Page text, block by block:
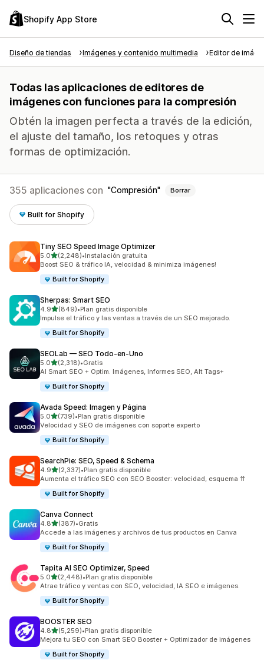
Shopify App Store
Diseño de tiendas Imágenes y contenido multimedia Editor de
Todas las aplicaciones de editores de
imágenes con funciones para la compresión
Obtén la imagen perfecta a través de la edición,
el ajuste del tamaño, los retoques y otras
formas de optimización.
355 aplicaciones con Compresión Borrar
Built for Shopify
Tiny SEO Speed Image Optimizer
5.0de 5 estrellas
(2,248)
2248 reseñas en total
•Instalación gratuita
Boost SEO & tráfico IA, velocidad & minimiza imágenes!
Built for Shopify
Sherpas: Smart SEO
4.9de 5 estrellas
(849)
849 reseñas en total
•Plan gratis disponible
Impulse el tráfico y las ventas a través de un SEO mejorado.
Built for Shopify
SEOLab — SEO Todo‑en‑Uno
5.0de 5 estrellas
(2,318)
2318 reseñas en total
•Gratis
AI Smart SEO + Optim. Imágenes, Informes SEO, Alt Tags+
Built for Shopify
Avada Speed: Imagen y Página
5.0de 5 estrellas
(739)
739 reseñas en total
•Plan gratis disponible
Velocidad y SEO de imágenes con soporte experto
Built for Shopify
SearchPie: SEO, Speed & Schema
4.9de 5 estrellas
(2,337)
2337 reseñas en total
•Plan gratis disponible
Aumenta el tráfico SEO con SEO Booster: velocidad, esquema ⇈
Built for Shopify
Canva Connect
4.8de 5 estrellas
(387)
387 reseñas en total
•Gratis
Accede a las imágenes y archivos de tus productos en Canva
Built for Shopify
Tapita AI SEO Optimizer, Speed
5.0de 5 estrellas
(2,448)
2448 reseñas en total
•Plan gratis disponible
Atrae tráfico y ventas con SEO, velocidad, IA SEO e imágenes.
Built for Shopify
BOOSTER SEO
4.8de 5 estrellas
(5,259)
5259 reseñas en total
•Plan gratis disponible
Mejora tu SEO con Smart SEO Booster + Optimizador de imágenes
Built for Shopify